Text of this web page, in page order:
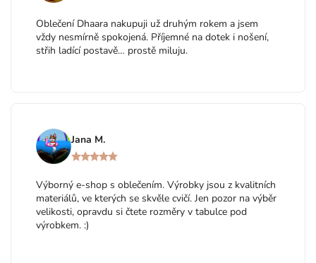
Oblečení Dhaara nakupuji už druhým rokem a jsem
vždy nesmírně spokojená. Příjemné na dotek i nošení,
střih ladící postavě… prostě miluju.
Jana M.
Výborný e-shop s oblečením. Výrobky jsou z kvalitních
materiálů, ve kterých se skvěle cvičí. Jen pozor na výběr
velikosti, opravdu si čtete rozměry v tabulce pod
výrobkem. :)